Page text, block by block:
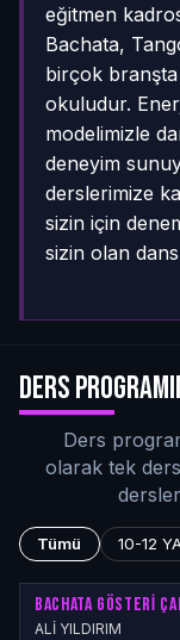
eğitmen
Bachata,
birçok
okuludur.
modelimizle
deneyim
derslerimize
sizin için
sizin olan
Ders
Ders
olarak tek
Tümü 10-12
BACHATA GÖSTERİ
ALİ YILDIRIM